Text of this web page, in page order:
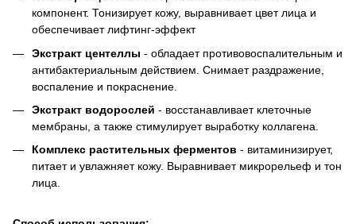
компонент. Тонизирует кожу, выравнивает цвет лица и
обеспечивает лифтинг-эффект
Экстракт центеллы - обладает противовоспалительным и
антибактериальным действием. Снимает раздражение,
воспаление и покраснение.
Экстракт водорослей - восстанавливает клеточные
мембраны, а также стимулирует выработку коллагена.
Комплекс растительных ферментов - витаминизирует,
питает и увлажняет кожу. Выравнивает микрорельеф и тон
лица.